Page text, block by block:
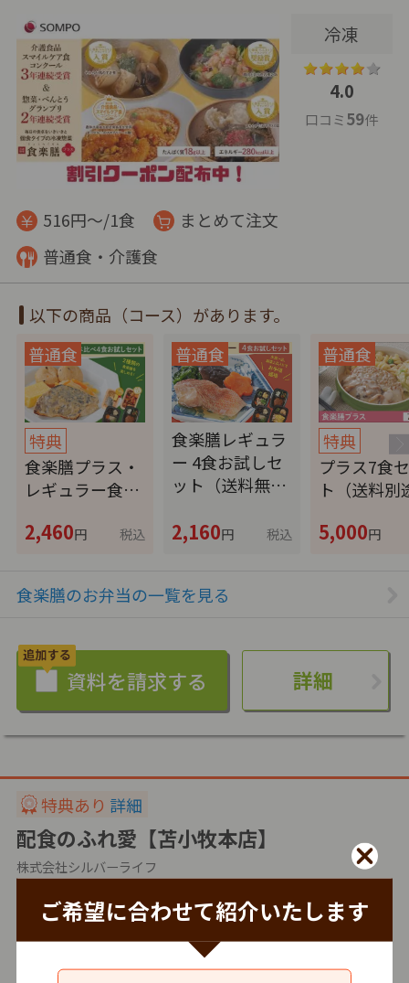
ご希望に合わせて紹介いたします
冷凍
4.0
口コミ59件
516円～/1食
まとめて注文
普通食・介護食
以下の商品（コース）があります。
特典
食楽膳プラス・
レギュラー食…
2,460円 税込
食楽膳レギュラ
ー 4食お試しセ
ット（送料無…
2,160円 税込
特典
プラス7食
ト（送料別
5,000円
食楽膳のお弁当の一覧を見る
詳細
特典あり 詳細
配食のふれ愛【苫小牧本店】
株式会社シルバーライフ
冷蔵